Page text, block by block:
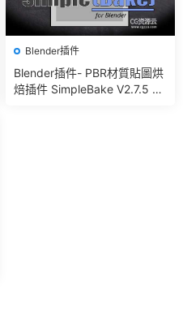
Blender插件
Blender插件- PBR材質貼圖烘
焙插件 SimpleBake V2.7.5 –